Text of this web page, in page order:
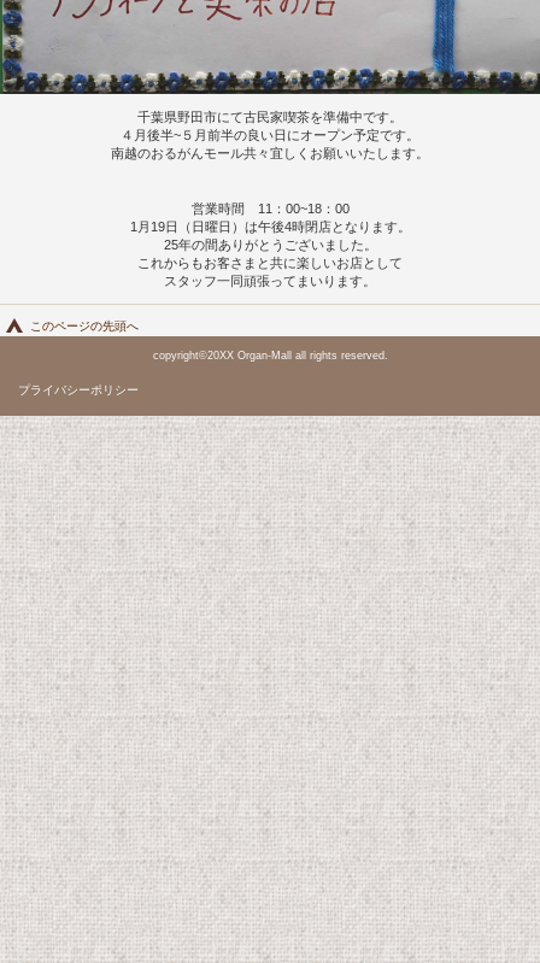
千葉県野田市にて古民家喫茶を準備中です。
４月後半~５月前半の良い日にオープン予定です。
南越のおるがんモール共々宜しくお願いいたします。
営業時間 11：00~18：00
1月19日（日曜日）は午後4時閉店となります。
25年の間ありがとうございました。
これからもお客さまと共に楽しいお店として
スタッフ一同頑張ってまいります。
このページの先頭へ
copyright©20XX Organ-Mall all rights reserved.
プライバシーポリシー